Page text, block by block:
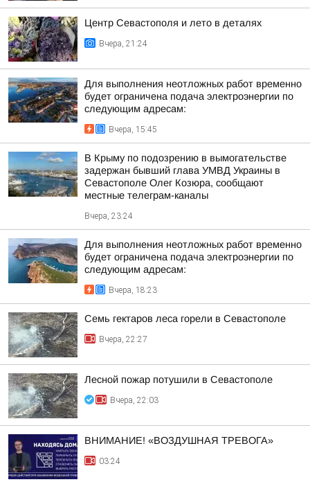
Центр Севастополя и лето в деталях
Вчера, 21:24
Для выполнения неотложных работ временно
будет ограничена подача электроэнергии по
следующим адресам:
Вчера, 15:45
В Крыму по подозрению в вымогательстве
задержан бывший глава УМВД Украины в
Севастополе Олег Козюра, сообщают
местные телеграм-каналы
Вчера, 23:24
Для выполнения неотложных работ временно
будет ограничена подача электроэнергии по
следующим адресам:
Вчера, 18:23
Семь гектаров леса горели в Севастополе
Вчера, 22:27
Лесной пожар потушили в Севастополе
Вчера, 22:03
ВНИМАНИЕ! «ВОЗДУШНАЯ ТРЕВОГА»
03:24